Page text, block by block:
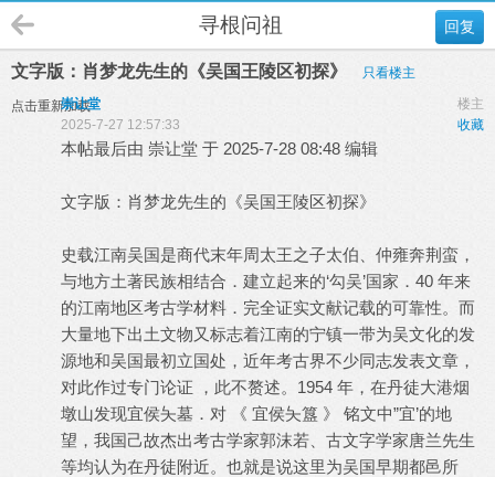
回复
寻根问祖
文字版：肖梦龙先生的《吴国王陵区初探》 只看楼主
点击重新加载 楼主
崇让堂
收藏
2025-7-27 12:57:33
本帖最后由 崇让堂 于 2025-7-28 08:48 编辑
文字版：肖梦龙先生的《吴国王陵区初探》
史载江南吴国是商代末年周太王之子太伯、仲雍奔荆蛮，
与地方土著民族相结合．建立起来的‘勾吴’国家．40 年来
的江南地区考古学材料．完全证实文献记载的可靠性。而
大量地下出土文物又标志着江南的宁镇一带为吴文化的发
源地和吴国最初立国处，近年考古界不少同志发表文章，
对此作过专门论证 ，此不赘述。1954 年，在丹徒大港烟
墩山发现宜侯夨墓．对 《 宜侯夨簋 》 铭文中”宜’的地
望，我国己故杰出考古学家郭沫若、古文字学家唐兰先生
等均认为在丹徒附近。也就是说这里为吴国早期都邑所